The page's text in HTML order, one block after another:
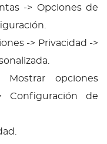
-> Opciones de
-> Privacidad ->
opciones
Configuración de